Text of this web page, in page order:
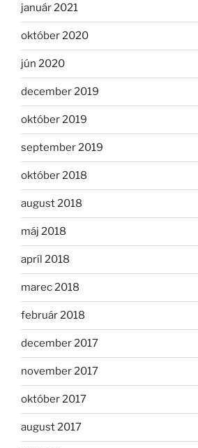
január 2021
október 2020
jún 2020
december 2019
október 2019
september 2019
október 2018
august 2018
máj 2018
apríl 2018
marec 2018
február 2018
december 2017
november 2017
október 2017
august 2017